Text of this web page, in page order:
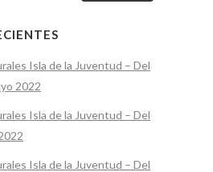
Isla de la Juventud – Del
2022
Isla de la Juventud – Del
Isla de la Juventud – Del